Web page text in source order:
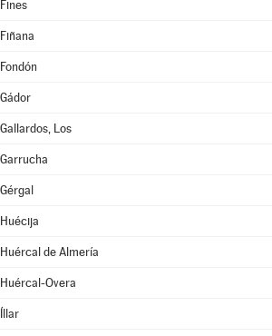
Fines
Fiñana
Fondón
Gádor
Gallardos, Los
Garrucha
Gérgal
Huécija
Huércal de Almería
Huércal-Overa
Íllar